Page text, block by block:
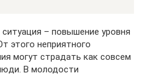
– повышение уровня
этого неприятного
могут страдать как совсем
В молодости